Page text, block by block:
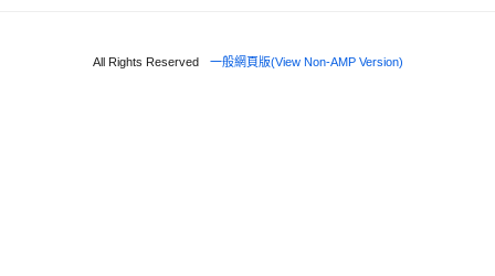
All Rights Reserved 一般網頁版(View Non-AMP Version)